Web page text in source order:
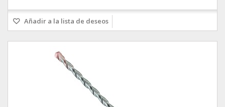
Añadir a la lista de deseos